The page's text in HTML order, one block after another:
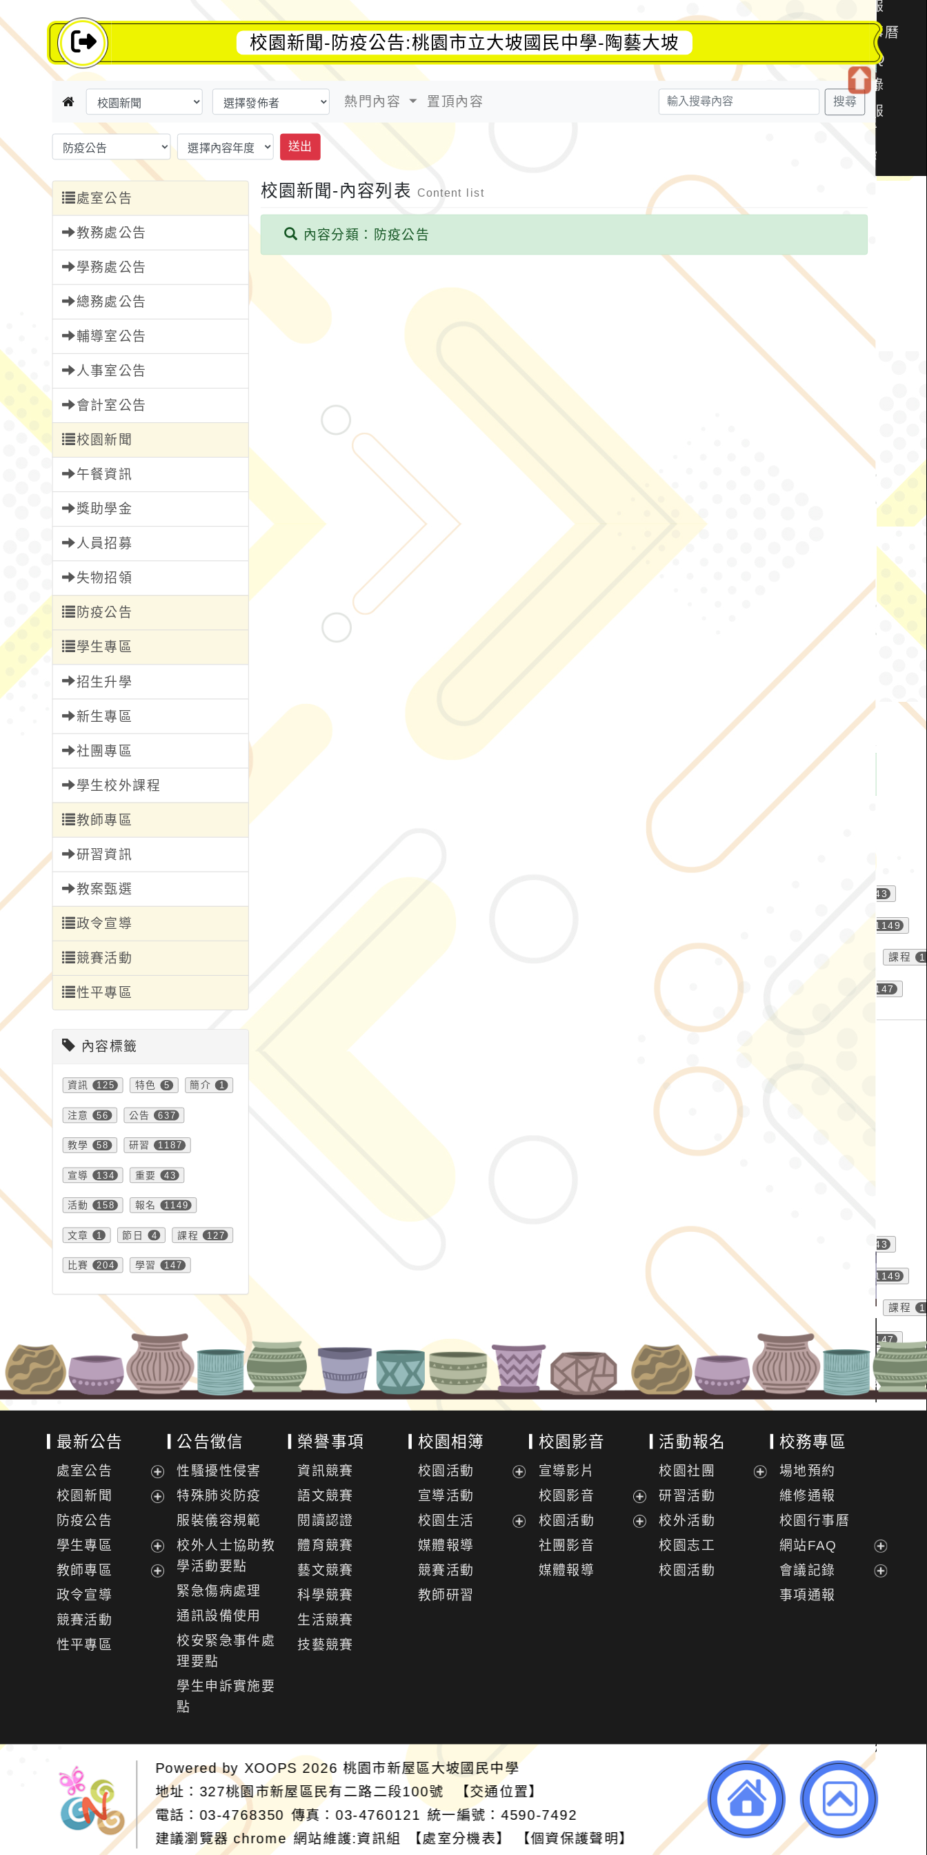
開
啟
校園新聞-防疫公告:桃園市立大坡國民中學-陶藝大坡
熱門內容 置頂內容 搜尋
送出
處室公告
教務處公告
學務處公告
總務處公告
輔導室公告
人事室公告
會計室公告
校園新聞
午餐資訊
獎助學金
人員招募
失物招領
防疫公告
學生專區
招生升學
新生專區
社團專區
學生校外課程
教師專區
研習資訊
教案甄選
政令宣導
競賽活動
性平專區
內容標籤
資訊 125 特色 5 簡介 1
注意 56 公告 637
教學 58 研習 1187
宣導 134 重要 43
活動 158 報名 1149
文章 1 節日 4 課程 127
比賽 204 學習 147
校園新聞-內容列表 Content list
內容分類：防疫公告
最新公告
處室公告
展
單
校園新聞
選
單
防疫公告
學生專區
展
教師專區
政令宣導
競賽活動
性平專區
公告徵信
性騷擾性侵害
特殊肺炎防疫
服裝儀容規範
校外人士協助教
學活動要點
緊急傷病處理
通訊設備使用
校安緊急事件處
理要點
學生申訴實施要
點
榮譽事項
資訊競賽
語文競賽
閱讀認證
體育競賽
藝文競賽
科學競賽
生活競賽
技藝競賽
校園相簿
校園活動
選
宣導活動
校園生活
媒體報導
競賽活動
教師研習
校園影音
宣導影片
校園影音
展
校園活動
社團影音
媒體報導
活動報名
校園社團
研習活動
校外活動
校園志工
校園活動
校務專區
場地預約
維修通報
校園行事曆
網站FAQ
展
會議記錄
事項通報
Powered by XOOPS 2026桃園市新屋區大坡國民中學
地址：327桃園市新屋區民有二路二段100號
【交通位置】
電話：03-4768350 傳真：03-4760121 統一編號：4590-7492
建議瀏覽器 chrome 網站維護:資訊組 【處室分機表】 【個資保護聲明】